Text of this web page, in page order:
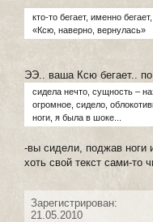
кто-то бегает, именно
«Ксю, наверно, вернулась»
ЭЭ.. ваша Ксю бегает.. по
сидела нечто, сущность –
огромное, сидело,
ноги, я была в шоке...
-вы сидели, поджав
хоть свой текст сами-то
Зарегистрирован:
21.05.2010